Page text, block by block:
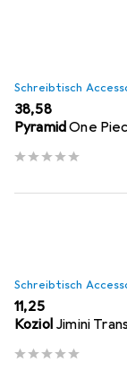
Schreibtisch
EUR
38,58
PyramidOne
Schreibtisch
EUR
11,25
Koziol Jimini